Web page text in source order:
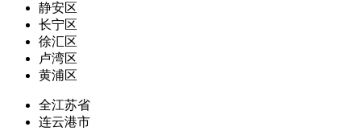
静安区
长宁区
徐汇区
卢湾区
黄浦区
全江苏省
连云港市